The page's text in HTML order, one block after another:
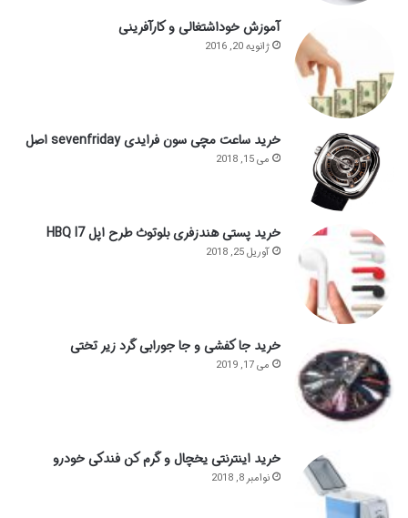
آموزش خوداشتغالی و کارآفرینی
ژانویه 20, 2016
خرید ساعت مچی سون فرایدی sevenfriday اصل
می 15, 2018
خرید پستی هندزفری بلوتوث طرح اپل HBQ I7
آوریل 25, 2018
خرید جا کفشی و جا جورابی گرد زیر تختی
می 17, 2019
خرید اینترنتی یخچال و گرم کن فندکی خودرو
نوامبر 8, 2018